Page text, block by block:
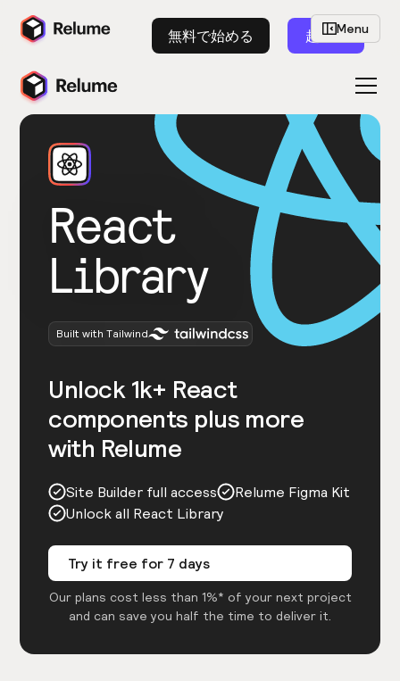
無料で始める 起動
React
Library
Built with Tailwind
Unlock 1k+ React
components plus more
with Relume
Site Builder full access
Relume Figma Kit
Unlock all React Library
Try it free for 7 days
Our plans cost less than 1%* of your next project
and can save you half the time to deliver it.
Menu